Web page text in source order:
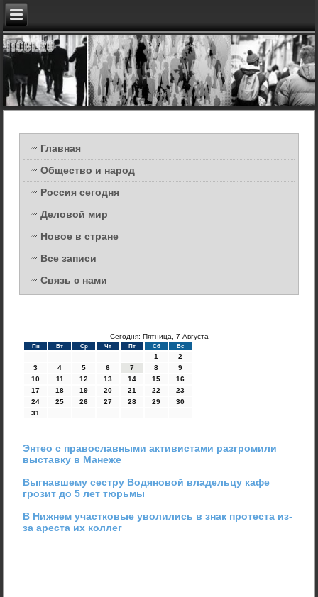
Главная
Общество и народ
Россия сегодня
Деловой мир
Новое в стране
Все записи
Связь с нами
Сегодня: Пятница, 7 Августа
Пн Вт Ср Чт Пт Сб Вс
1
2
3
4 5 6 7 8
9
10
11 12 13 14 15
16
17
18 19 20 21 22
23
24
25 26 27 28 29
30
31
Энтео с православными активистами разгромили
выставку в Манеже
Выгнавшему сестру Водяновой владельцу кафе
грозит до 5 лет тюрьмы
В Нижнем участковые уволились в знак протеста из-
за ареста их коллег